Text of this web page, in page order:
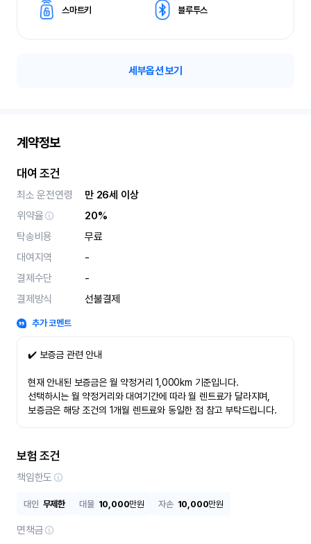
스마트키 블루투스
세부옵션 보기
계약정보
대여 조건
최소 운전연령
만 26세 이상
위약율
20%
탁송비용
무료
대여지역
-
결제수단
-
결제방식
선불결제
추가 코멘트
✔️ 보증금 관련 안내
현재 안내된 보증금은 월 약정거리 1,000km 기준입니다.
선택하시는 월 약정거리와 대여기간에 따라 월 렌트료가 달라지며,
보증금은 해당 조건의 1개월 렌트료와 동일한 점 참고 부탁드립니다.
보험 조건
책임한도
대인 무제한 대물 10,000만원 자손 10,000만원
면책금